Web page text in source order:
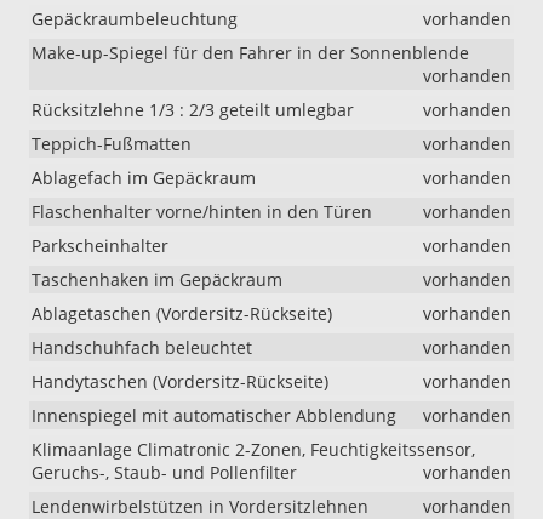
Gepäckraumbeleuchtung
vorhanden
Make-up-Spiegel für den Fahrer in der Sonnenblende
vorhanden
Rücksitzlehne 1/3 : 2/3 geteilt umlegbar
vorhanden
Teppich-Fußmatten
vorhanden
Ablagefach im Gepäckraum
vorhanden
Flaschenhalter vorne/hinten in den Türen
vorhanden
Parkscheinhalter
vorhanden
Taschenhaken im Gepäckraum
vorhanden
Ablagetaschen (Vordersitz-Rückseite)
vorhanden
Handschuhfach beleuchtet
vorhanden
Handytaschen (Vordersitz-Rückseite)
vorhanden
Innenspiegel mit automatischer Abblendung
vorhanden
Klimaanlage Climatronic 2-Zonen, Feuchtigkeitssensor,
Geruchs-, Staub- und Pollenfilter
vorhanden
Lendenwirbelstützen in Vordersitzlehnen
vorhanden